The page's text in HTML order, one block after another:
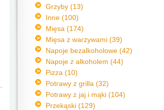
Grzyby (13)
Inne (100)
Mięsa (174)
Mięsa z warzywami (39)
Napoje bezalkoholowe (42)
Napoje z alkoholem (44)
Pizza (10)
Potrawy z grilla (32)
Potrawy z jaj i mąki (104)
Przekąski (129)